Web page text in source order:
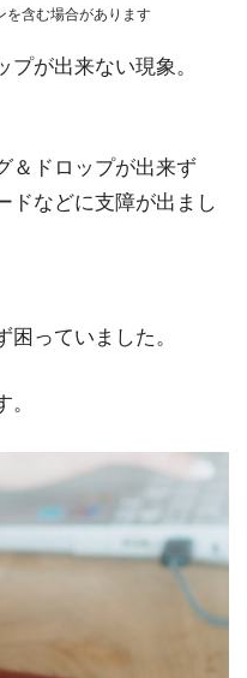
含む場合があります
が出来ない現象。
＆ドロップが出来ず
ドなどに支障が出まし
っていました。